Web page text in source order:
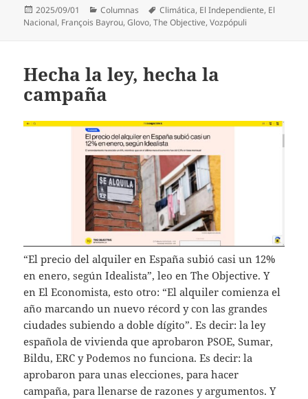
Publicado
el
2025/09/01 Categorías
Columnas Etiquetas
Climática, El Independiente, El
Nacional, François Bayrou,Glovo,The Objective,Vozpópuli
Hecha la ley, hecha la
campaña
“El precio del alquiler en España subió casi un 12%
en enero, según Idealista”, leo en The Objective. Y
en El Economista, esto otro: “El alquiler comienza el
año marcando un nuevo récord y con las grandes
ciudades subiendo a doble dígito”. Es decir: la ley
española de vivienda que aprobaron PSOE, Sumar,
Bildu, ERC y Podemos no funciona. Es decir: la
aprobaron para unas elecciones, para hacer
campaña, para llenarse de razones y argumentos. Y